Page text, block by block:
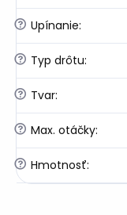
? Upínanie:
? Typ drôtu:
? Tvar:
? Max. otáčky:
? Hmotnosť: